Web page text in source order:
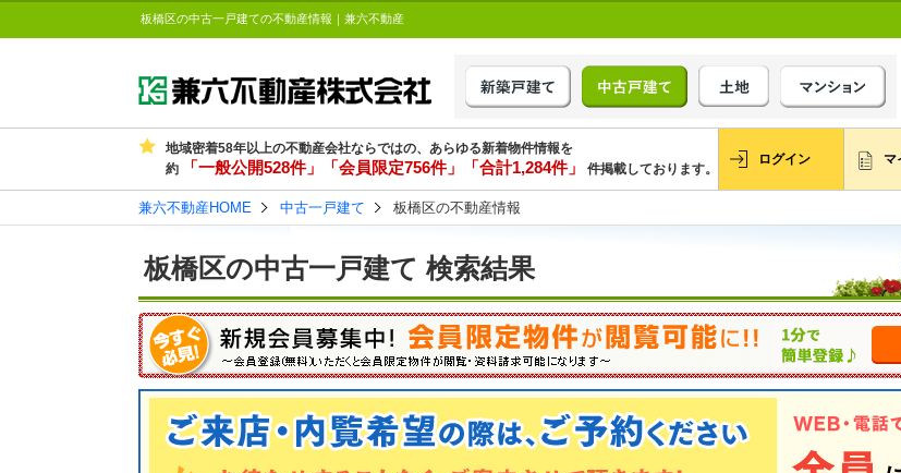
板橋区の中古一戸建ての不動産情報｜兼六不動産
地域密着58年以上の不動産会社ならではの、あらゆる新着物件情報を
約
「一般公開528件」「会員限定756件」「合計1,284件」 件掲載しております。
ログイン マ
兼六不動産HOME 中古一戸建て 板橋区の不動産情報
板橋区の中古一戸建て 検索結果